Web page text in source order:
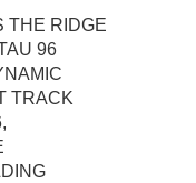
THE RIDGE
96
TRACK